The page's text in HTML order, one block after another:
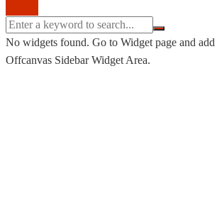
No widgets found. Go to Widget page and
Offcanvas Sidebar Widget Area.